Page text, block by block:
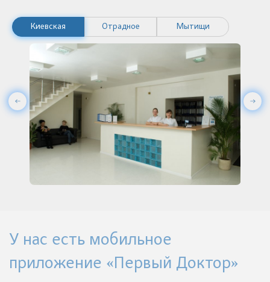
Киевская Отрадное Мытищи
У нас есть мобильное
приложение «Первый Доктор»